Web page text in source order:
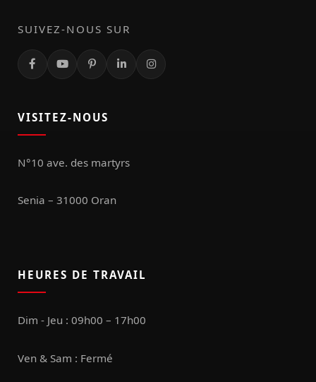
SUIVEZ-NOUS SUR
VISITEZ-NOUS
N°10 ave. des martyrs
Senia – 31000 Oran
HEURES DE TRAVAIL
Dim - Jeu : 09h00 – 17h00
Ven & Sam : Fermé